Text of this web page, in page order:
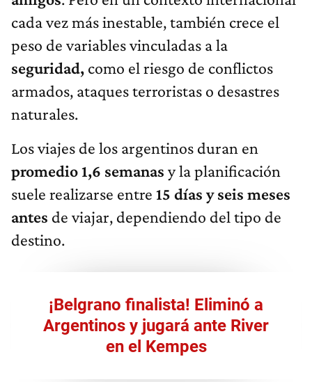
cada vez más inestable, también crece el
peso de variables vinculadas a la
seguridad, como el riesgo de conflictos
armados, ataques terroristas o desastres
naturales.
Los viajes de los argentinos duran en
promedio 1,6 semanas y la planificación
suele realizarse entre 15 días y seis meses
antes de viajar, dependiendo del tipo de
destino.
¡Belgrano finalista! Eliminó a
Argentinos y jugará ante River
en el Kempes